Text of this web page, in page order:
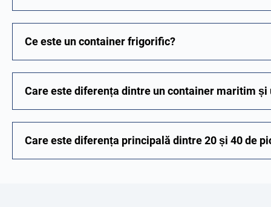
Ce este un container frigorific?
Care este diferența dintre un container maritim și
Care este diferența principală dintre 20 și 40 de